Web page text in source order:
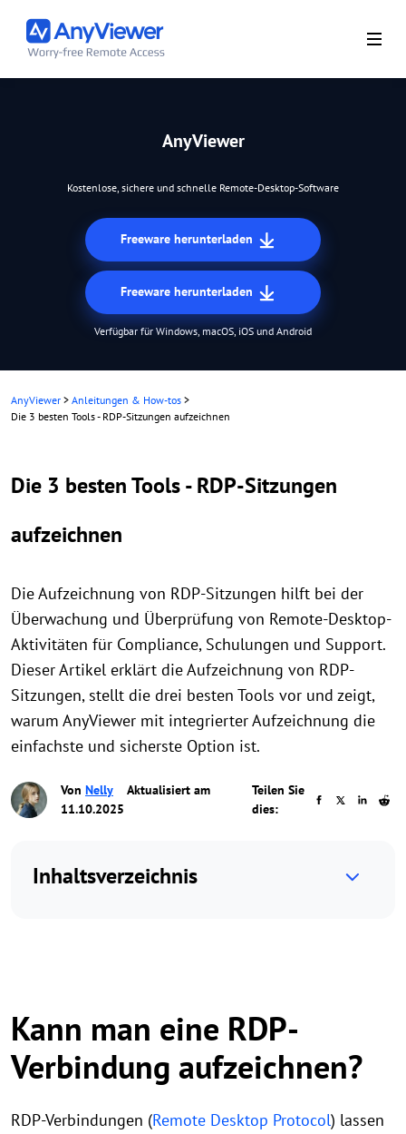
AnyViewer
Kostenlose, sichere und schnelle Remote-Desktop-Software
Freeware herunterladen
Freeware herunterladen
Verfügbar für Windows, macOS, iOS und Android
AnyViewer > Anleitungen & How-tos >
Die 3 besten Tools - RDP-Sitzungen aufzeichnen
Die 3 besten Tools - RDP-Sitzungen
aufzeichnen
Die Aufzeichnung von RDP-Sitzungen hilft bei der
Überwachung und Überprüfung von Remote-Desktop-
Aktivitäten für Compliance, Schulungen und Support.
Dieser Artikel erklärt die Aufzeichnung von RDP-
Sitzungen, stellt die drei besten Tools vor und zeigt,
warum AnyViewer mit integrierter Aufzeichnung die
einfachste und sicherste Option ist.
Von Nelly
Aktualisiert am
11.10.2025
Teilen Sie
dies:
Inhaltsverzeichnis
Kann man eine RDP-
Verbindung aufzeichnen?
RDP-Verbindungen (Remote Desktop Protocol) lassen